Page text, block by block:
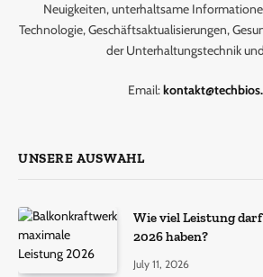
Neuigkeiten, unterhaltsame
Technologie, Geschäftsaktualisierungen,
der Unterhaltungstechnik
Email:
UNSERE AUSWAHL
Wie viel Leistung
2026 haben?
July 11, 2026